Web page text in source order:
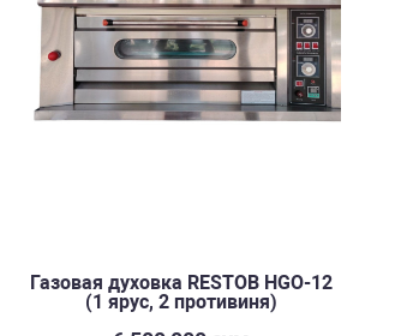
Газовая духовка RESTOB HGO-12
(1 ярус, 2 противиня)